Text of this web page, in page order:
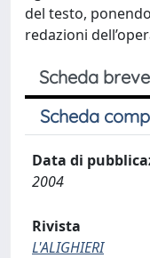
del testo,
redazioni
Scheda breve
Scheda
Data di
2004
Rivista
L'ALIGHIERI